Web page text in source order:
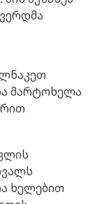
მარტოხელა
ხელებით